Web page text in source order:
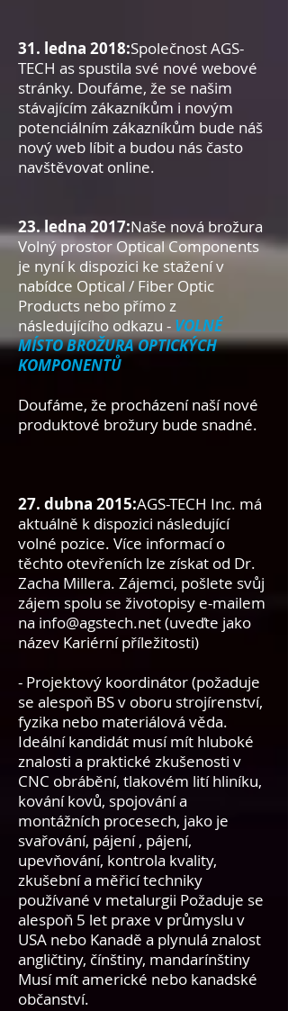
31. ledna 2018:Společnost AGS-
TECH as spustila své nové webové
stránky. Doufáme, že se našim
stávajícím zákazníkům i novým
potenciálním zákazníkům bude náš
nový web líbit a budou nás často
navštěvovat online.
23. ledna 2017:Naše nová brožura
Volný prostor Optical Components
je nyní k dispozici ke stažení v
nabídce Optical / Fiber Optic
Products nebo přímo z
následujícího odkazu - VOLNÉ
MÍSTO BROŽURA OPTICKÝCH
KOMPONENTŮ
Doufáme, že procházení naší nové
produktové brožury bude snadné.
27. dubna 2015:AGS-TECH Inc. má
aktuálně k dispozici následující
volné pozice. Více informací o
těchto otevřeních lze získat od Dr.
Zacha Millera. Zájemci, pošlete svůj
zájem spolu se životopisy e-mailem
na info@agstech.net(uveďte jako
název Kariérní příležitosti)
- Projektový koordinátor (požaduje
se alespoň BS v oboru strojírenství,
fyzika nebo materiálová věda.
Ideální kandidát musí mít hluboké
znalosti a praktické zkušenosti v
CNC obrábění, tlakovém lití hliníku,
kování kovů, spojování a
montážních procesech, jako je
svařování, pájení , pájení,
upevňování, kontrola kvality,
zkušební a měřicí techniky
používané v metalurgii Požaduje se
alespoň 5 let praxe v průmyslu v
USA nebo Kanadě a plynulá znalost
angličtiny, čínštiny, mandarínštiny
Musí mít americké nebo kanadské
občanství.